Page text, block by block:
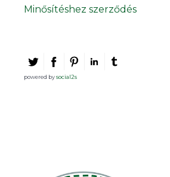
Minősítéshez szerződés
powered bysocial2s